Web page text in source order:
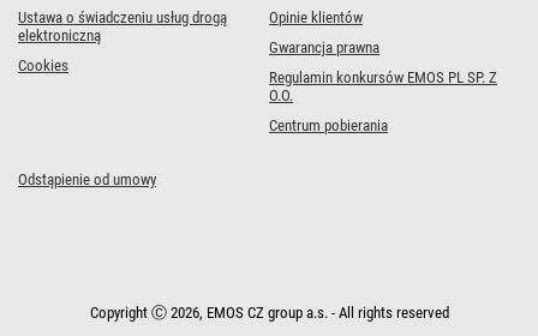
Ustawa o świadczeniu usług drogą
elektroniczną
Cookies
Opinie klientów
Gwarancja prawna
Regulamin konkursów EMOS PL SP. Z
O.O.
Centrum pobierania
Odstąpienie od umowy
Copyright Ⓒ 2026, EMOS CZ group a.s. - All rights reserved